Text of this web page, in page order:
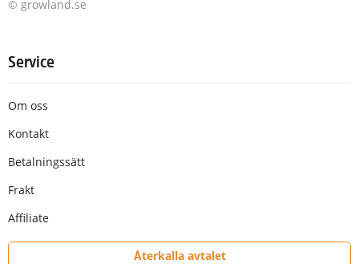
© growland.se
Service
Om oss
Kontakt
Betalningssätt
Frakt
Affiliate
Återkalla avtalet